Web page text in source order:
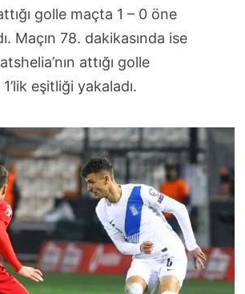
golle maçta 1 – 0 öne
Maçın 78. dakikasında ise
attığı golle
eşitliği yakaladı.